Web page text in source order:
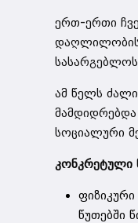
ერთ-ერთი
დაღლილობის
ამ წელს
სოციალური
კონკრეტული
წუთებში